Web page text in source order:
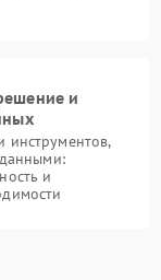
и
инструментов,
и